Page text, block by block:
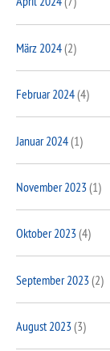
März 2024(2)
Februar 2024(4)
Januar 2024(1)
November 2023(1)
Oktober 2023(4)
September 2023(2)
August 2023(3)